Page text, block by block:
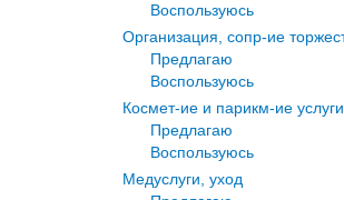
Воспользуюсь
Организация, сопр-ие
Предлагаю
Воспользуюсь
Космет-ие и парикм-ие услуги
Предлагаю
Воспользуюсь
Медуслуги, уход